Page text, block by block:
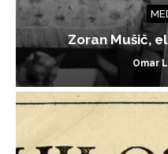
Zoran Mušič,
Omar